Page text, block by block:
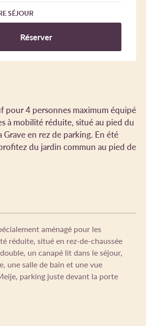
pour 4 personnes maximum équipé
à mobilité réduite, situé au pied du
en rez de parking. En été
du jardin commun au pied de
aménagé pour les
réduite, situé en rez-de-chaussée
un canapé lit dans le séjour,
une salle de bain et une vue
parking juste devant la porte
SÉJOUR
Réserver